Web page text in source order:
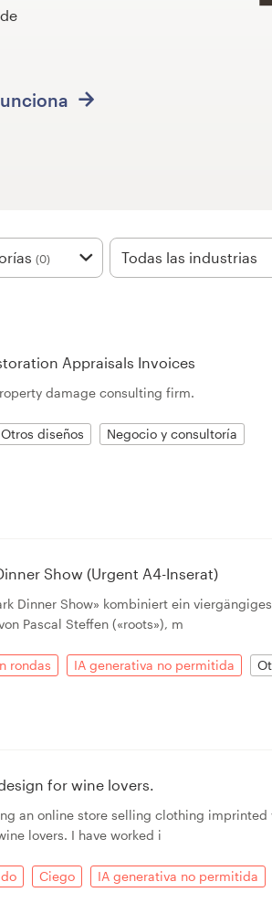
(0) Todas las industrias
Appraisals Invoices
damage consulting firm.
Otros diseños Negocio y consultoría
Show (Urgent A4-Inserat)
Dinner Show» kombiniert ein
Pascal Steffen («roots»), m
rondas IA generativa no permitida
for wine lovers.
an online store selling clothing imprinted
lovers. I have worked i
Ciego IA generativa no permitida